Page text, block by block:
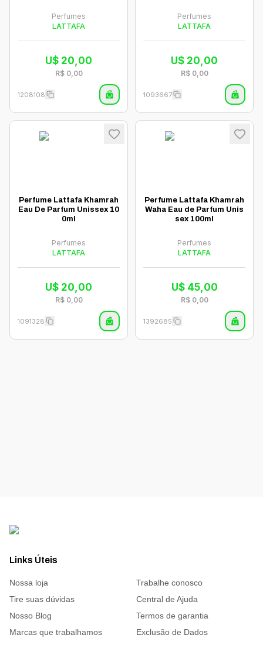
Perfumes
LATTAFA
U$ 20,00
R$ 0,00
1208108
Perfumes
LATTAFA
U$ 20,00
R$ 0,00
1093667
Perfume Lattafa Khamrah
Eau De Parfum Unissex 10
0ml
Perfumes
LATTAFA
U$ 20,00
R$ 0,00
1091328
Perfume Lattafa Khamrah
Waha Eau de Parfum Unis
sex 100ml
Perfumes
LATTAFA
U$ 45,00
R$ 0,00
1392685
Links Úteis
Nossa loja
Trabalhe conosco
Tire suas dúvidas
Central de Ajuda
Nosso Blog
Termos de garantia
Marcas que trabalhamos
Exclusão de Dados